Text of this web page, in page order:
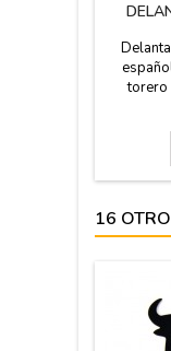
torero
quieres
amigos
16